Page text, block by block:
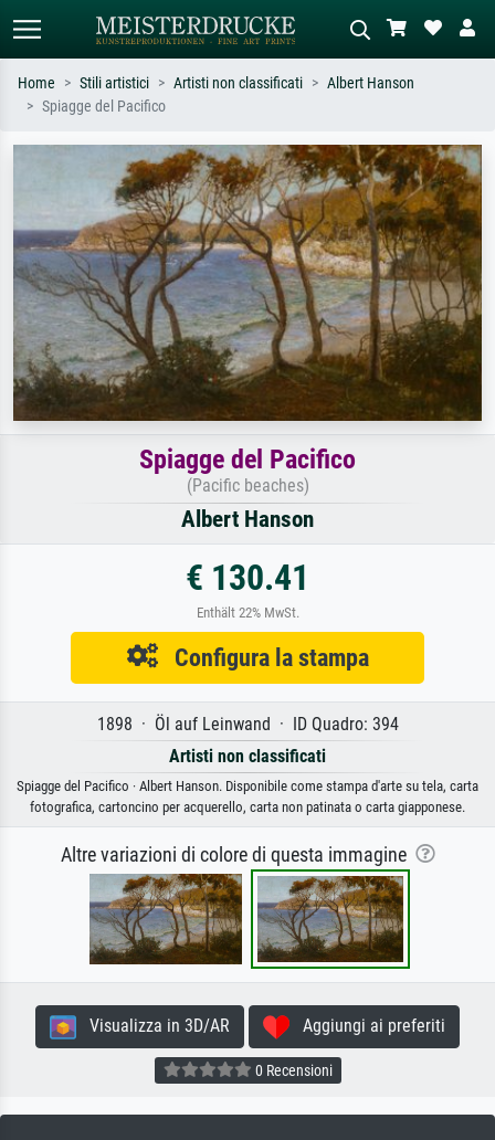
Cerca per artista, titolo o stile – es.
Monet, Notte stellata,
Impressionismo, onda di Hokusai,
nudo.
Descrivi la scena – es. prato verde,
astratto con molto rosso, dipinto a
olio scuro, nudo in piedi vicino a un
albero.
Home Stili artistici Artisti non classificati
Albert Hanson
Spiagge del Pacifico
Spiagge del Pacifico
(Pacific beaches)
Albert Hanson
€ 130.41
Enthält 22% MwSt.
Configura la stampa
1898 · Öl auf Leinwand · ID Quadro: 394
Artisti non classificati
Spiagge del Pacifico · Albert Hanson. Disponibile come stampa d'arte su tela, carta
fotografica, cartoncino per acquerello, carta non patinata o carta giapponese.
Altre variazioni di colore di questa immagine
Visualizza in 3D/AR Aggiungi ai preferiti
0 Recensioni